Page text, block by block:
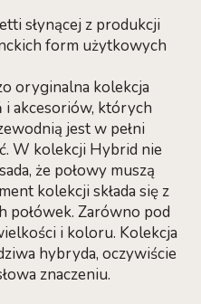
słynącej z produkcji
form użytkowych
oryginalna kolekcja
akcesoriów, których
jest w pełni
W kolekcji Hybrid nie
że połowy muszą
kolekcji składa się z
połówek. Zarówno pod
i koloru. Kolekcja
hybryda, oczywiście
znaczeniu.